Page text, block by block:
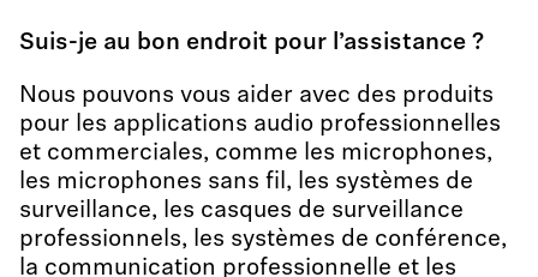
Suis-je au bon endroit pour l’assistance ?
Nous pouvons vous aider avec des produits
pour les applications audio professionnelles
et commerciales, comme les microphones,
les microphones sans fil, les systèmes de
surveillance, les casques de surveillance
professionnels, les systèmes de conférence,
la communication professionnelle et les